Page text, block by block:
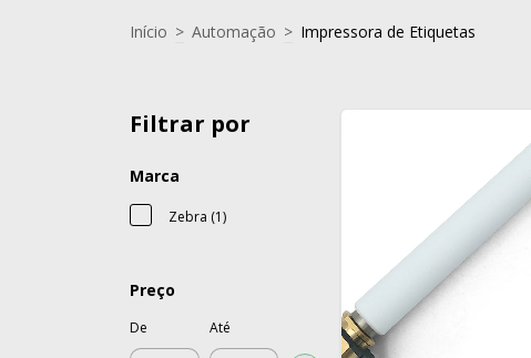
Início > Automação > Impressora de Etiquetas
Filtrar por
Marca
Zebra (1)
Preço
De Até